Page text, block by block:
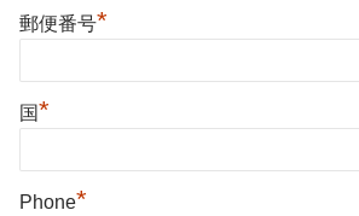
郵便番号*
国*
Phone*